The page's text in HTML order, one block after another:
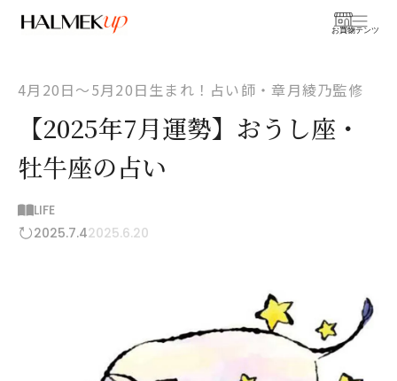
お買物
コンテンツ
4月20日〜5月20日生まれ！占い師・章月綾乃監修
【2025年7月運勢】おうし座・
牡牛座の占い
LIFE
2025.7.42025.6.20